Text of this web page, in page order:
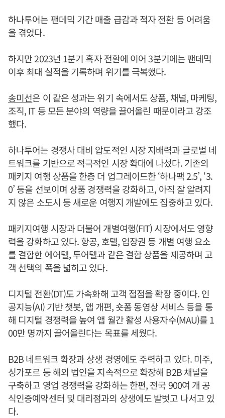
하나투어는 팬데믹 기간 매출 급감과 적자 전환 등 어려움
을 겪었다.
하지만 2023년 1분기 흑자 전환에 이어 3분기에는 팬데믹
이후 최대 실적을 기록하며 위기를 극복했다.
송미선은 이 같은 성과는 위기 속에서도 상품, 채널, 마케팅,
조직, IT 등 모든 분야의 역량을 끌어올린 때문이라고 강조
했다.
하나투어는 경쟁사 대비 압도적인 시장 지배력과 글로벌 네
트워크를 기반으로 적극적인 시장 확대에 나섰다. 기존의
패키지 여행 상품을 한층 더 업그레이드한 ‘하나팩 2.5’, ‘3.
0’ 등을 선보이며 상품 경쟁력을 강화하고, 아직 잘 알려지
지 않은 소도시 등 새로운 여행지 개발에도 집중하고 있다.
패키지여행 시장과 더불어 개별여행(FIT) 시장에서도 영향
력을 강화하고 있다. 항공, 호텔, 입장권 등 개별 여행 요소
를 결합한 에어텔, 투어텔과 같은 결합 상품을 제공하며 고
객 선택의 폭을 넓히고 있다.
디지털 전환(DT)도 가속화해 고객 접점을 확장 중이다. 인
공지능(AI) 기반 챗봇, 앱 개편, 숏폼 동영상 서비스 등을 통
해 디지털 경쟁력을 높여 앱 월간 활성 사용자수(MAU)를 1
00만 명까지 끌어올린다는 목표를 세웠다.
B2B 네트워크 확장과 상생 경영에도 주력하고 있다. 미주,
싱가포르 등 해외 법인을 지속적으로 확장해 B2B 채널을
구축하고 영업 경쟁력을 강화하는 한편, 전국 900여 개 공
식인증예약센터 및 대리점과의 상생에도 발벗고 나서고 있
다.